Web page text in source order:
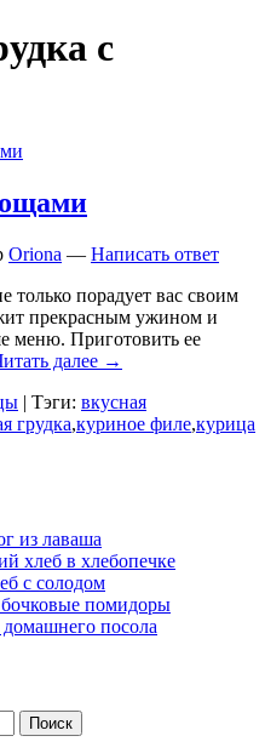
с
Oriona — Написать ответ
только порадует вас своим
прекрасным ужином и
меню. Приготовить ее
далее →
| Тэги: вкусная
грудка,куриное филе,курица
из лаваша
хлеб в хлебопечке
с солодом
помидоры
посола